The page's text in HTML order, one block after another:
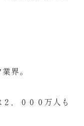
界。
２，０００万人 も